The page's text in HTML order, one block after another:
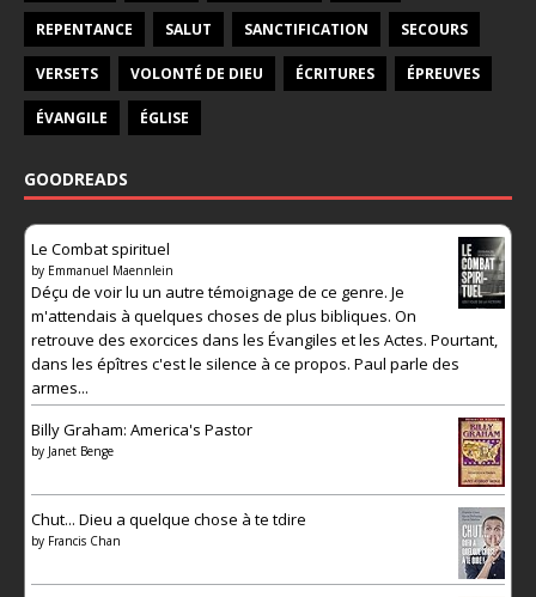
REPENTANCE SALUT SANCTIFICATION SECOURS
VERSETS VOLONTÉ DE DIEU ÉCRITURES ÉPREUVES
ÉVANGILE ÉGLISE
GOODREADS
Le Combat spirituel
by Emmanuel Maennlein
Déçu de voir lu un autre témoignage de ce genre. Je
m'attendais à quelques choses de plus bibliques. On
retrouve des exorcices dans les Évangiles et les Actes. Pourtant,
dans les épîtres c'est le silence à ce propos. Paul parle des
armes...
Billy Graham: America's Pastor
by Janet Benge
Chut... Dieu a quelque chose à te tdire
by Francis Chan